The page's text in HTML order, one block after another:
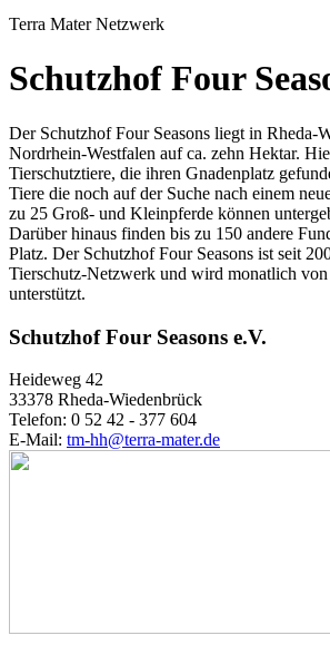
Terra Mater Netzwerk
Schutzhof Four
Der Schutzhof Four Seasons liegt in Rheda-
Nordrhein-Westfalen auf ca. zehn Hektar.
Tierschutztiere, die ihren Gnadenplatz
Tiere die noch auf der Suche nach einem
zu 25 Groß- und Kleinpferde können
Darüber hinaus finden bis zu 150 andere
Platz. Der Schutzhof Four Seasons ist seit
Tierschutz-Netzwerk und wird monatlich
unterstützt.
Schutzhof Four Seasons e.V.
Heideweg 42
33378 Rheda-Wiedenbrück
Telefon: 0 52 42 - 377 604
E-Mail: tm-hh@terra-mater.de